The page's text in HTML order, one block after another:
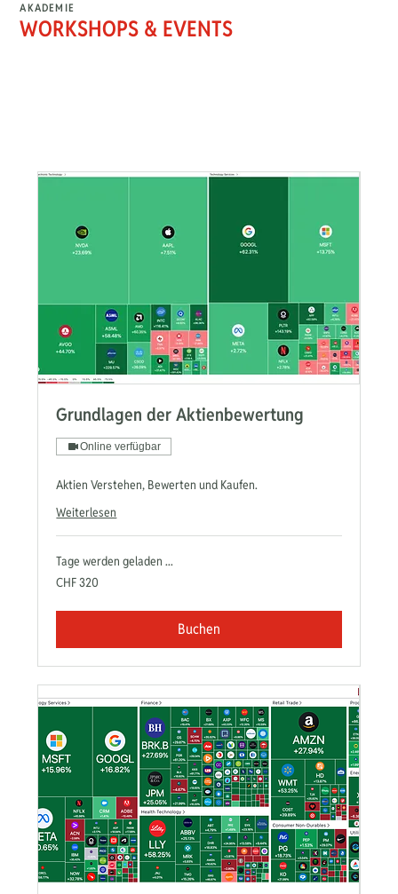
AKADEMIE
WORKSHOPS & EVENTS
Grundlagen der Aktienbewertung
Online verfügbar
Aktien Verstehen, Bewerten und Kaufen.
Weiterlesen
Tage werden geladen ...
320
Schweizer
CHF 320
Buchen